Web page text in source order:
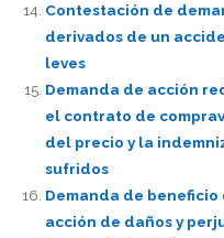
Contestación de
derivados de un
leves
Demanda de acción
el contrato de
del precio y la
sufridos
Demanda de
acción de daños y